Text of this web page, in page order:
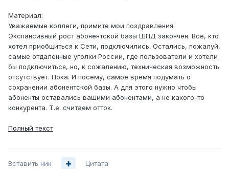
Материал:
Уважаемые коллеги, примите мои поздравления.
Экспансивный рост абонентской базы ШПД закончен. Все, кто
хотел приобщиться к Сети, подключились. Остались, пожалуй,
самые отдаленные уголки России, где пользователи и хотели
бы подключиться, но, к сожалению, техническая возможность
отсутствует. Пока. И посему, самое время подумать о
сохранении абонентской базы. А для этого нужно чтобы
абоненты оставались вашими абонентами, а не какого-то
конкурента. Т.е. считаем отток.
Полный текст
Вставить ник Цитата